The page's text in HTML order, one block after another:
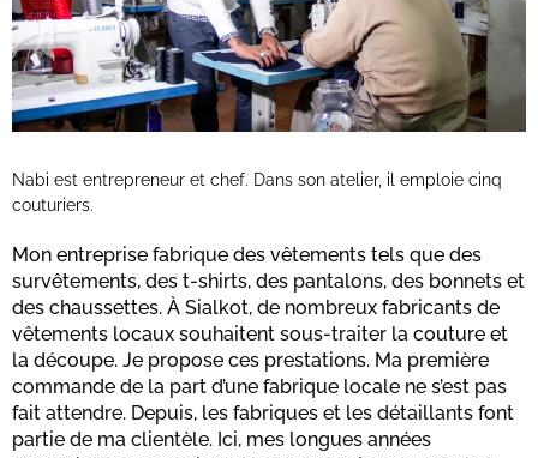
Nabi est entrepreneur et chef. Dans son atelier, il emploie cinq
couturiers.
Mon entreprise fabrique des vêtements tels que des
survêtements, des t-shirts, des pantalons, des bonnets et
des chaussettes. À Sialkot, de nombreux fabricants de
vêtements locaux souhaitent sous-traiter la couture et
la découpe. Je propose ces prestations. Ma première
commande de la part d’une fabrique locale ne s’est pas
fait attendre. Depuis, les fabriques et les détaillants font
partie de ma clientèle. Ici, mes longues années